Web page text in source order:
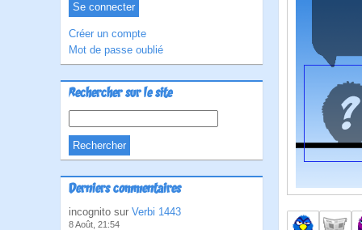
Créer un compte
Mot de passe oublié
Rechercher sur le site
Derniers commentaires
incognito sur Verbi 1443
8 Août, 21:54